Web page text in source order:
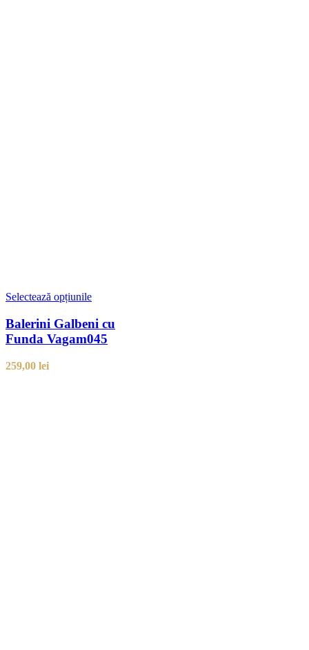
Selectează opțiunile
Balerini Galbeni cu
Funda Vagam045
259,00 lei